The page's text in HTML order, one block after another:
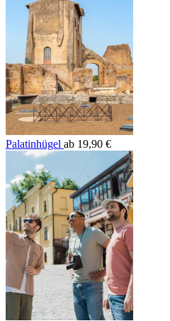
Palatinhügel ab 19,90 €